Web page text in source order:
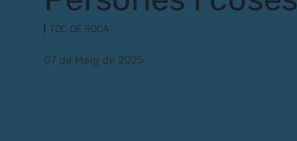
TOC DE ROCA
07 de Maig de 2025